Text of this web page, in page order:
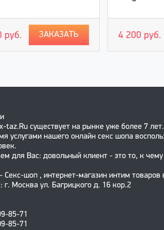
руб. ЗАКАЗАТЬ 4 200 руб.
taz.Ru существует на рынке уже более 7 лет.
услугами нашего онлайн секс шопа
для Вас: довольный клиент - это то, к
Секс-шоп , интернет-магазин интим товаров
г. Москва ул. Багрицкого д. 16 кор.2
85-71
85-71